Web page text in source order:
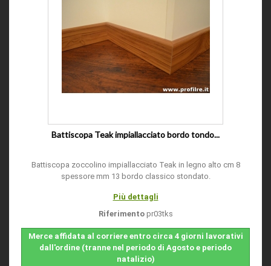
Battiscopa Teak impiallacciato bordo tondo...
Battiscopa zoccolino impiallacciato Teak in legno alto cm 8
spessore mm 13 bordo classico stondato.
Più dettagli
Riferimento pr03tks
Merce affidata al corriere entro circa 4 giorni lavorativi
dall'ordine (tranne nel periodo di Agosto e periodo
natalizio)